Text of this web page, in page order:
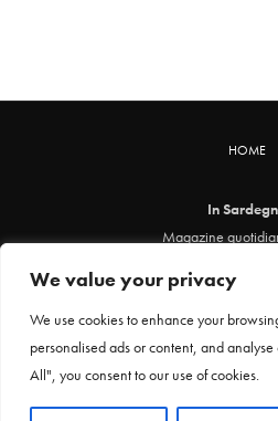
We value your privacy
We use cookies to enhance your
personalised ads or content, and
All", you consent to our use of cookies.
HOME
In
Magazine
Direttore responsabile ed
Piazza Santa Chiara, 49
P.IVA
Testata online registrata al Tribunale di
Privacy Policy